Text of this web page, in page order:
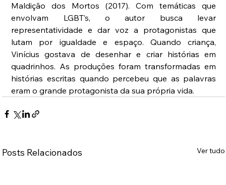
Maldição dos Mortos (2017). Com temáticas que
envolvam LGBT’s, o autor busca levar
representatividade e dar voz a protagonistas que
lutam por igualdade e espaço. Quando criança,
Vinícius gostava de desenhar e criar histórias em
quadrinhos. As produções foram transformadas em
histórias escritas quando percebeu que as palavras
eram o grande protagonista da sua própria vida.
Posts Relacionados Ver tudo